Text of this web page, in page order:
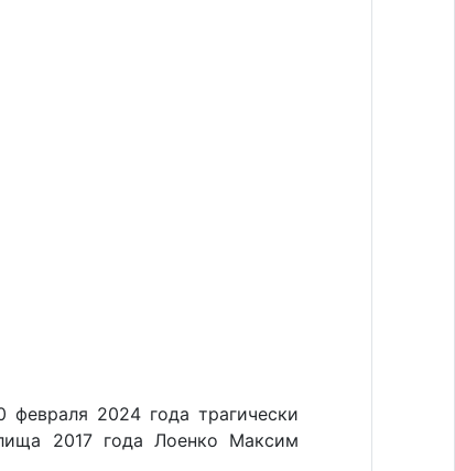
2024 года трагически
2017 года Лоенко Максим